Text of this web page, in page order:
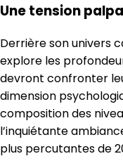
Une tension
Derrière son univers
explore les
devront confronter
dimension
composition des
l’inquiétante
plus percutantes de